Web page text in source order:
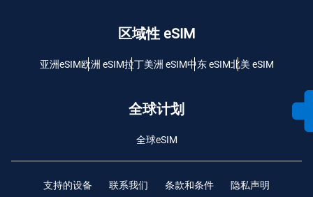
区域性 eSIM
亚洲eSIM欧洲 eSIM拉丁美洲 eSIM中东 eSIM北美 eSIM
全球计划
全球eSIM
支持的设备 联系我们 条款和条件 隐私声明